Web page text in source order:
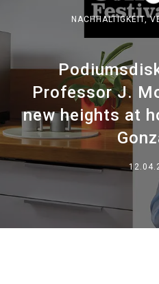
NACHHALTIGKEIT,
Professor J.
new heights at
Our brands
Gruppe
Nachrichten
Geschichte